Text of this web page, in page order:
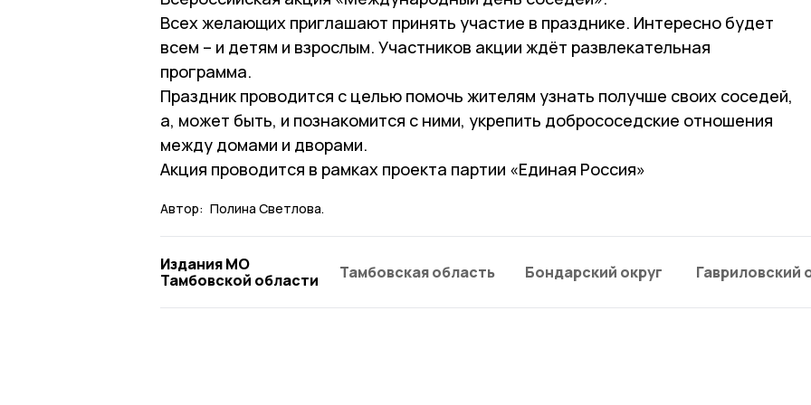
Всех желающих приглашают принять участие в празднике. Интересно будет
всем – и детям и взрослым. Участников акции ждёт развлекательная
программа.
Праздник проводится с целью помочь жителям узнать получше своих соседей,
а, может быть, и познакомится с ними, укрепить добрососедские отношения
между домами и дворами.
Акция проводится в рамках проекта партии «Единая Россия»
Автор: Полина Светлова.
Издания МО
Тамбовской области
Тамбовская область Бондарский округ Гавриловский